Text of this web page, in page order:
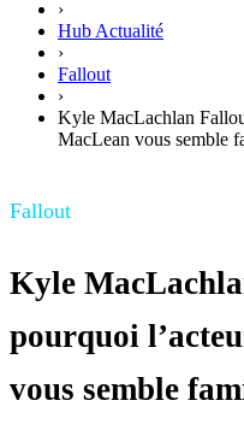
›
Hub Actualité
›
Fallout
›
Kyle MacLachlan
MacLean vous semble
Fallout
Kyle
pourquoi
vous semble